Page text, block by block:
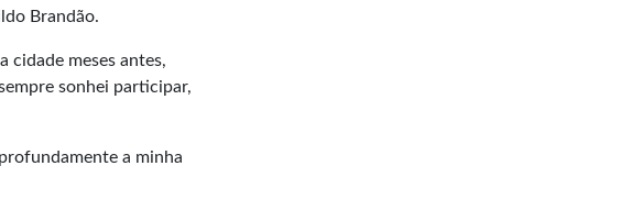
Brandão.
cidade meses antes,
sonhei participar,
a minha